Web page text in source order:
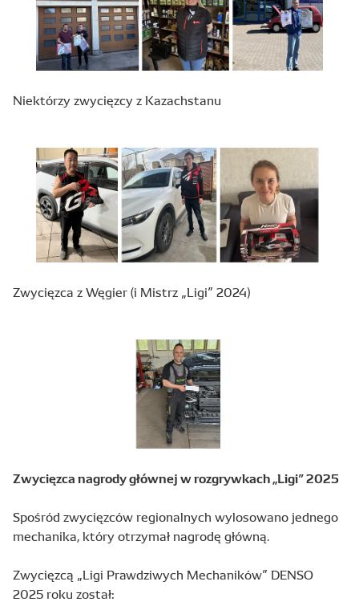
Niektórzy zwycięzcy z Kazachstanu
Zwycięzca z Węgier (i Mistrz „Ligi” 2024)
Zwycięzca nagrody głównej w rozgrywkach „Ligi” 2025
Spośród zwycięzców regionalnych wylosowano jednego
mechanika, który otrzymał nagrodę główną.
Zwycięzcą „Ligi Prawdziwych Mechaników” DENSO
2025 roku został: